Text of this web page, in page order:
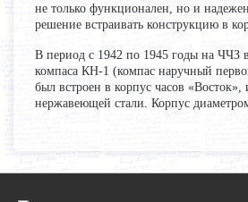
не только функционален, но и
решение встраивать конструкцию в
В период с 1942 по 1945 годы на ЧЧЗ
компаса КН-1 (компас наручный
был встроен в корпус часов «Восток»,
нержавеющей стали. Корпус